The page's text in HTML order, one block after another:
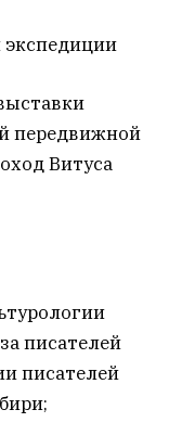
передвижной
Витуса
писателей
писателей